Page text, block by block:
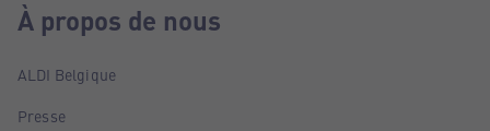
À propos de nous
ALDI Belgique
Presse